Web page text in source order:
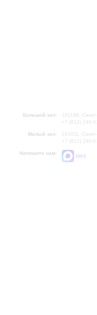
Большой зал:
191186,
+7 (812) 240-
Малый зал:
191011,
+7 (812) 240-
Напишите нам:
MAX